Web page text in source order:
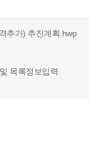
추가) 추진계획.hwp
목록정보입력